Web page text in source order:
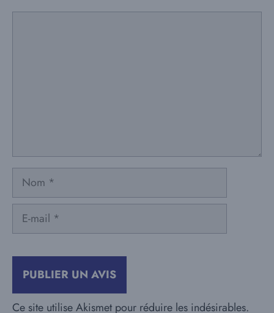
Nom
mail
Ce site utilise Akismet pour réduire les indésirables.